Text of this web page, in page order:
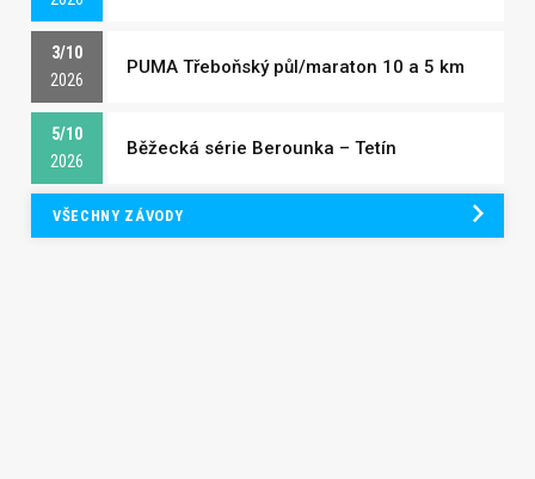
3/10
2026
PUMA Třeboňský půl/maraton 10 a 5 km
5/10
2026
Běžecká série Berounka – Tetín
VŠECHNY ZÁVODY